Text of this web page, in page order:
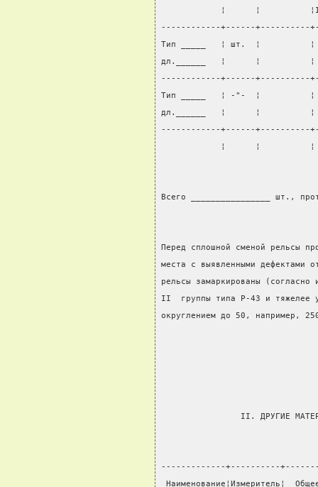
¦      ¦
------------+------+----------
Тип _____   ¦ шт.  ¦
дл.______   ¦      ¦
------------+------+----------
Тип _____   ¦ -"-  ¦
дл.______   ¦      ¦
------------+------+----------
¦      ¦
Всего ________________ шт.,
Перед сплошной сменой рельсы
места с выявленными дефектами
рельсы замаркированы
II  группы типа Р-43 и тяжелее
округлением до 50, например,
II. ДРУГИЕ
-------------+----------
Наименование¦Измеритель¦